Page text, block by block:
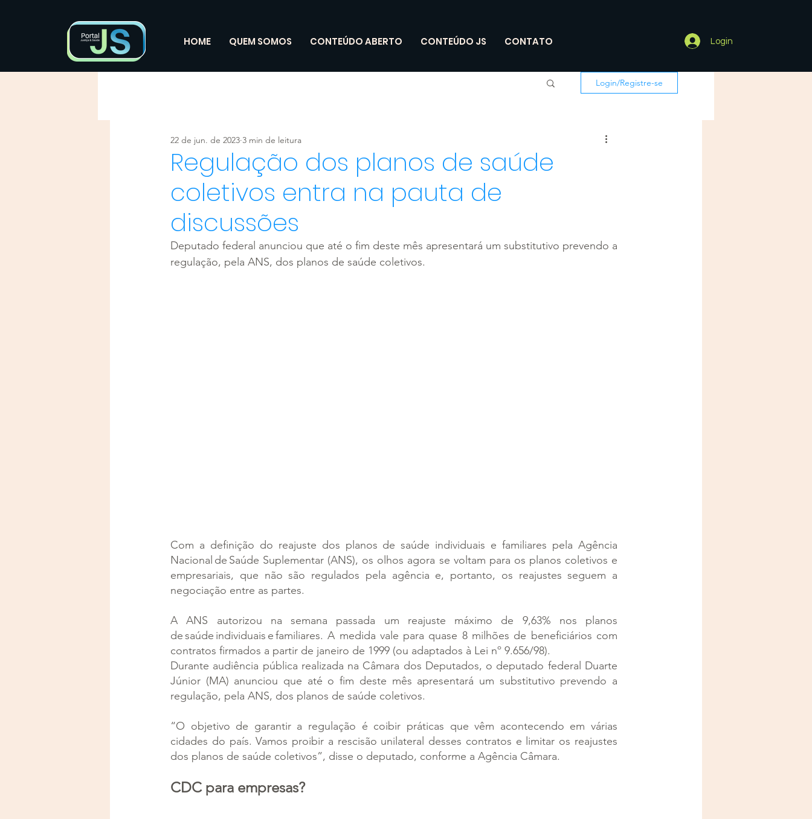
HOME QUEM SOMOS CONTEÚDO ABERTO CONTEÚDO JS CONTATO Login
Login/Registre-se
Regulação dos planos de saúde
coletivos entra na pauta de
discussões
22 de jun. de 2023 3 min de leitura
Deputado federal anunciou que até o fim deste mês apresentará um substitutivo prevendo a
regulação, pela ANS, dos planos de saúde coletivos.
Com a definição do reajuste dos planos de saúde individuais e familiares pela Agência
Nacional de Saúde Suplementar (ANS), os olhos agora se voltam para os planos coletivos e
empresariais, que não são regulados pela agência e, portanto, os reajustes seguem a
negociação entre as partes.
A ANS autorizou na semana passada um reajuste máximo de 9,63% nos planos
de saúde individuais e familiares. A medida vale para quase 8 milhões de beneficiários com
contratos firmados a partir de janeiro de 1999 (ou adaptados à Lei nº 9.656/98).
Durante audiência pública realizada na Câmara dos Deputados, o deputado federal Duarte
Júnior (MA) anunciou que até o fim deste mês apresentará um substitutivo prevendo a
regulação, pela ANS, dos planos de saúde coletivos.
“O objetivo de garantir a regulação é coibir práticas que vêm acontecendo em várias
cidades do país. Vamos proibir a rescisão unilateral desses contratos e limitar os reajustes
dos planos de saúde coletivos”, disse o deputado, conforme a Agência Câmara.
CDC para empresas?